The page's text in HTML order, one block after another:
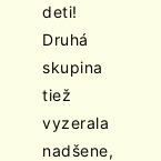
deti!
Druhá
skupina
tiež
vyzerala
nadšene,